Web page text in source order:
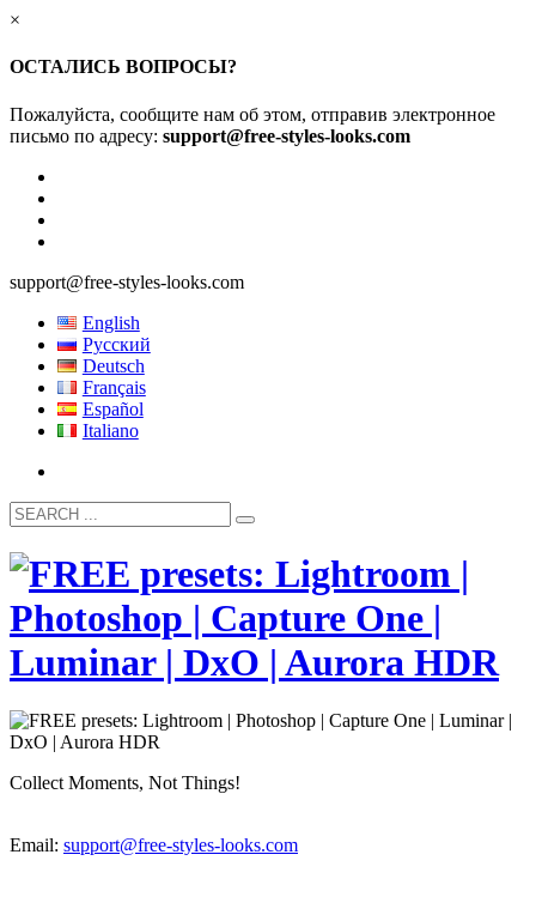
×
ОСТАЛИСЬ ВОПРОСЫ?
Пожалуйста, сообщите нам об этом, отправив электронное
письмо по адресу: support@free-styles-looks.com
support@free-styles-looks.com
English
Русский
Deutsch
Français
Español
Italiano
Collect Moments, Not Things!
Email: support@free-styles-looks.com